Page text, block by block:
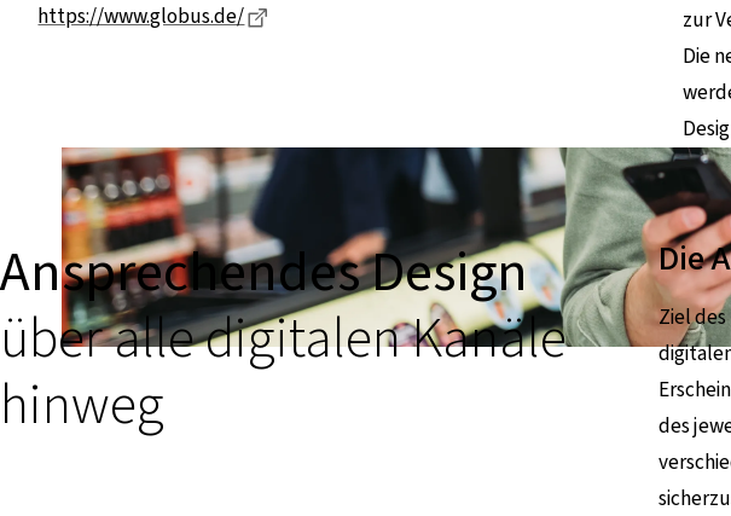
https://www.globus.de/
zur
Die
Ansprechendes Design
über alle digitalen Kanäle
hinweg
Die
Ziel
des